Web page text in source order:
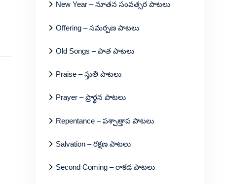
New Year – నూతన సంవత్సర పాటలు
Offering – సమర్పణ పాటలు
Old Songs – పాత పాటలు
Praise – స్తుతి పాటలు
Prayer – ప్రార్థన పాటలు
Repentance – పశ్చాత్తాప పాటలు
Salvation – రక్షణ పాటలు
Second Coming – రాకడ పాటలు